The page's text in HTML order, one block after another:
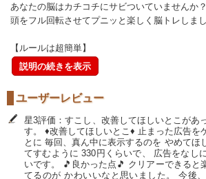
あなたの脳はカチコチにサビついていませんか？
頭をフル回転させてプニッと楽しく脳トレしま
【ルールは超簡単】
説明の続きを表示
ユーザーレビュー
星3評価：すこし、改善してほしいとこがあ
す。 ♦改善してほしいとこ♦ 止まった広告を
とに 毎回、真ん中に表示するのを やめてほ
てすむように 330円くらいで、 広告をなし
いです。 🎵良かった点🎵 クリアーできると
てるのが かわいいなと思いました。 今後